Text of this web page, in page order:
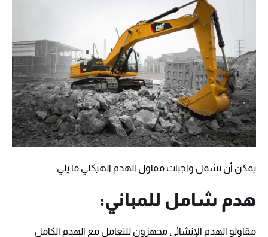
يمكن أن تشمل واجبات مقاول الهدم الهيكلي ما يلي:
هدم شامل للمباني:
مقاولو الهدم الإنشائي مجهزون للتعامل مع الهدم الكامل